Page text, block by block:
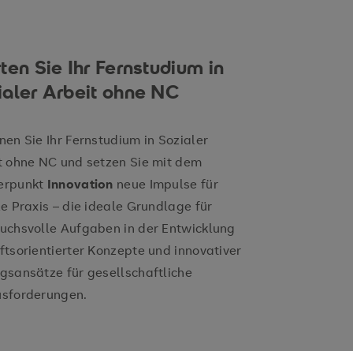
Projekten der
Sie Ihr Fernstudium in
Arbeit ohne NC
Sie Ihr Fernstudium in Sozialer
ohne NC und setzen Sie mit dem
Innovation neue Impulse für
Praxis – die ideale Grundlage für
Aufgaben in der Entwicklung
Konzepte und innovativer
für gesellschaftliche